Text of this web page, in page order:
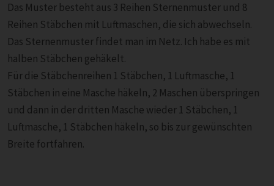
Das Muster besteht aus 3 Reihen Sternenmuster und 8
Reihen Stäbchen mit Luftmaschen, die sich abwechseln.
Das Sternenmuster findet man im Netz. Ich habe es mit
halben Stäbchen gehäkelt.
Für die Stäbchenreihen 1 Stäbchen, 1 Luftmasche, 1
Stäbchen in eine Masche häkeln, 2 Maschen überspringen
und dann in der dritten Masche wieder 1 Stäbchen, 1
Luftmasche, 1 Stäbchen häkeln, so bis zur gewünschten
Breite fortfahren.